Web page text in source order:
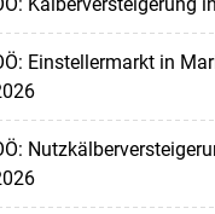
Einstellermarkt in